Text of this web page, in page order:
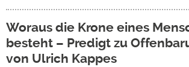
Woraus die Krone eines
besteht – Predigt zu
von Ulrich Kappes